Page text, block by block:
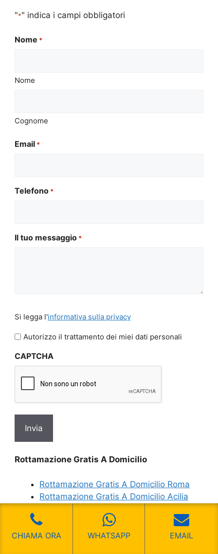
"*" indica i campi obbligatori
Nome *
Nome
Cognome
Email *
Telefono *
Il tuo messaggio *
legga
l'informativa
privacy
Si legga l'informativa sulla privacy
Autorizzo il trattamento dei miei dati personali
CAPTCHA
Rottamazione Gratis A Domicilio
Rottamazione Gratis A Domicilio Roma
Rottamazione Gratis A Domicilio Acilia
Rottamazione Gratis A Domicilio Acilia
Sud
Rottamazione Gratis A Domicilio Acqua
CHIAMA ORA WHATSAPP EMAIL